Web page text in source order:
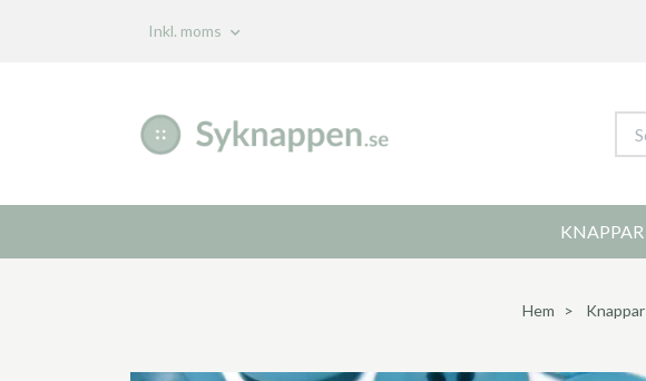
Inkl. moms
KNAPPAR
Hem Knappar